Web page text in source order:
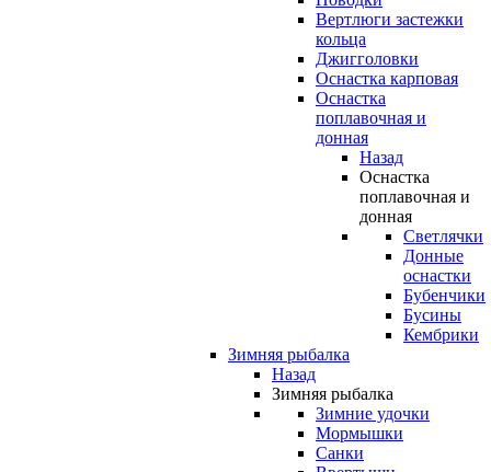
Вертлюги застежки
кольца
Джигголовки
Оснастка карповая
Оснастка
поплавочная и
донная
Назад
Оснастка
поплавочная и
донная
Светлячки
Донные
оснастки
Бубенчики
Бусины
Кембрики
Зимняя рыбалка
Назад
Зимняя рыбалка
Зимние удочки
Мормышки
Санки